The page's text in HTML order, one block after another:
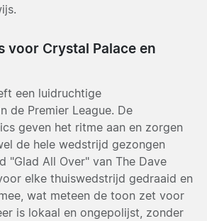
voor Crystal Palace en
een luidruchtige
de Premier League. De
geven het ritme aan en zorgen
de hele wedstrijd gezongen
"Glad All Over" van The Dave
elke thuiswedstrijd gedraaid en
wat meteen de toon zet voor
is lokaal en ongepolijst, zonder